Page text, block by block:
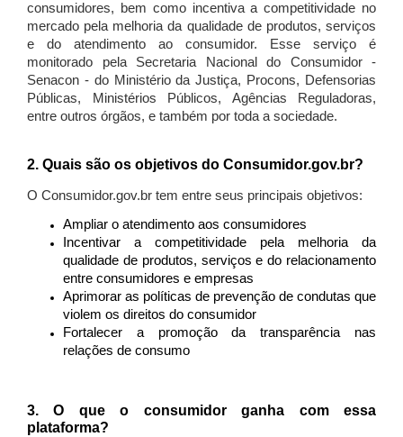
consumidores, bem como incentiva a competitividade no
mercado pela melhoria da qualidade de produtos, serviços
e do atendimento ao consumidor. Esse serviço é
monitorado pela Secretaria Nacional do Consumidor -
Senacon - do Ministério da Justiça, Procons, Defensorias
Públicas, Ministérios Públicos, Agências Reguladoras,
entre outros órgãos, e também por toda a sociedade.
2. Quais são os objetivos do Consumidor.gov.br?
O Consumidor.gov.br tem entre seus principais objetivos:
Ampliar o atendimento aos consumidores
Incentivar a competitividade pela melhoria da
qualidade de produtos, serviços e do relacionamento
entre consumidores e empresas
Aprimorar as políticas de prevenção de condutas que
violem os direitos do consumidor
Fortalecer a promoção da transparência nas
relações de consumo
3. O que o consumidor ganha com essa
plataforma?